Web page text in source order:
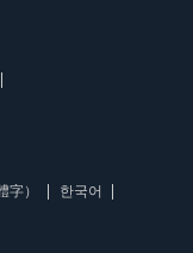
字）
한국어